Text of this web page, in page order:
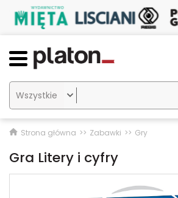

Strona główna Zabawki Gry
Gra Litery i cyfry